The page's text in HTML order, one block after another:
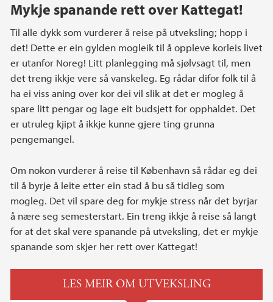
Mykje spanande rett over Kattegat!
Til alle dykk som vurderer å reise på utveksling; hopp i
det! Dette er ein gylden mogleik til å oppleve korleis livet
er utanfor Noreg! Litt planlegging må sjølvsagt til, men
det treng ikkje vere så vanskeleg. Eg rådar difor folk til å
ha ei viss aning over kor dei vil slik at det er mogleg å
spare litt pengar og lage eit budsjett for opphaldet. Det
er utruleg kjipt å ikkje kunne gjere ting grunna
pengemangel.
Om nokon vurderer å reise til København så rådar eg dei
til å byrje å leite etter ein stad å bu så tidleg som
mogleg. Det vil spare deg for mykje stress når det byrjar
å nære seg semesterstart. Ein treng ikkje å reise så langt
for at det skal vere spanande på utveksling, det er mykje
spanande som skjer her rett over Kattegat!
LES MEIR OM UTVEKSLING